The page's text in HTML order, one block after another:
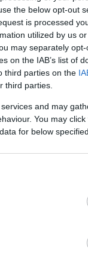
the below opt-out
is processed
utilized by us
may separately
on the IAB’s list of
third parties on the
third parties.
and may
You may
for below
δεν
που